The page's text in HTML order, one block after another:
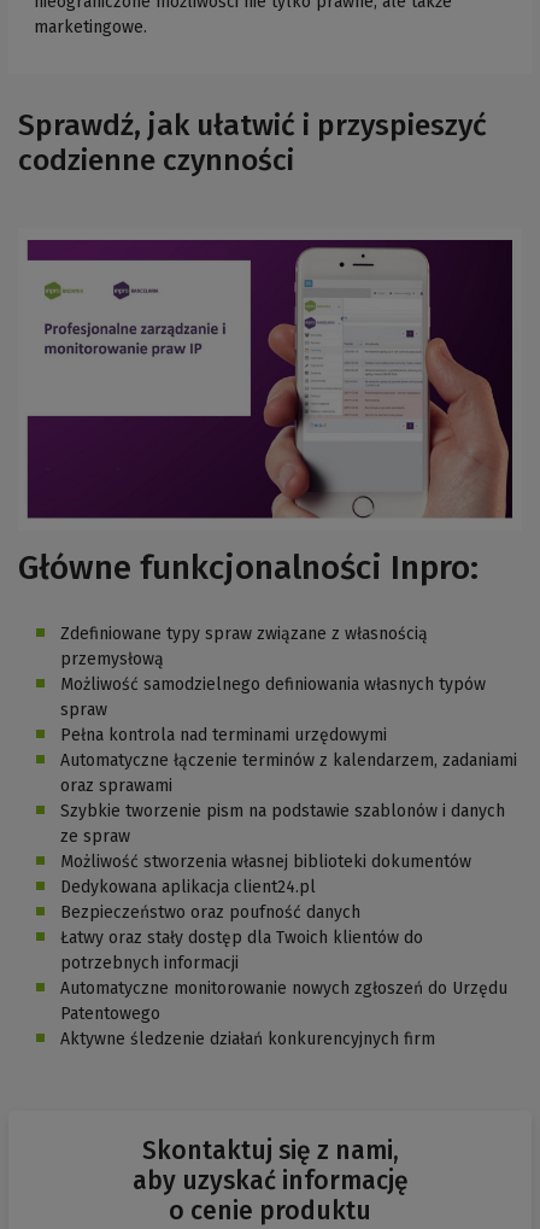
marketingowe.
Sprawdź, jak ułatwić i przyspieszyć
codzienne czynności
Główne funkcjonalności Inpro:
Zdefiniowane typy spraw związane z własnością
przemysłową
Możliwość samodzielnego definiowania własnych typów
spraw
Pełna kontrola nad terminami urzędowymi
Automatyczne łączenie terminów z kalendarzem, zadaniami
oraz sprawami
Szybkie tworzenie pism na podstawie szablonów i danych
ze spraw
Możliwość stworzenia własnej biblioteki dokumentów
Dedykowana aplikacja client24.pl
Bezpieczeństwo oraz poufność danych
Łatwy oraz stały dostęp dla Twoich klientów do
potrzebnych informacji
Automatyczne monitorowanie nowych zgłoszeń do Urzędu
Patentowego
Aktywne śledzenie działań konkurencyjnych firm
Skontaktuj się z nami,
aby uzyskać informację
o cenie produktu